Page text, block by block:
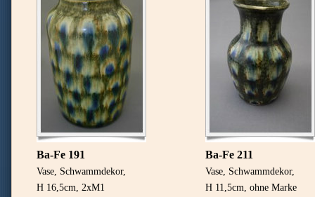
Ba-Fe 191
Vase, Schwammdekor,
H 16,5cm, 2xM1
Ba-Fe 211
Vase, Schwammdekor,
H 11,5cm, ohne Marke